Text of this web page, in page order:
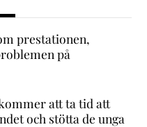
prestationen,
på
att ta tid att
och stötta de unga